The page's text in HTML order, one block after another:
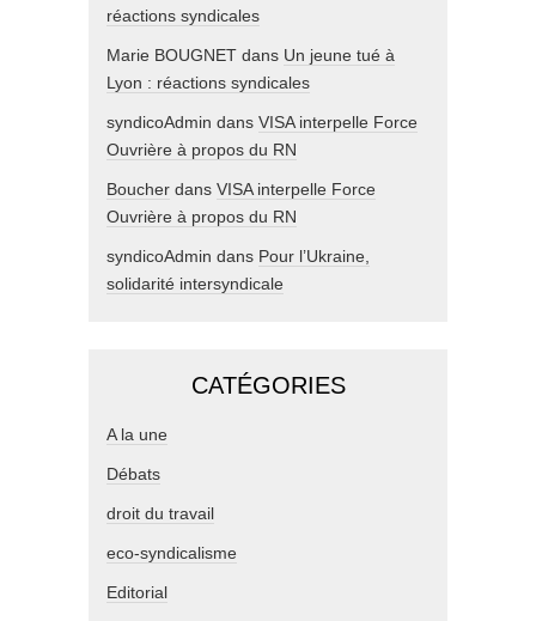
réactions syndicales
Marie BOUGNET dans Un jeune tué à
Lyon : réactions syndicales
syndicoAdmin dans VISA interpelle Force
Ouvrière à propos du RN
Boucher dans VISA interpelle Force
Ouvrière à propos du RN
syndicoAdmin dans Pour l’Ukraine,
solidarité intersyndicale
CATÉGORIES
A la une
Débats
droit du travail
eco-syndicalisme
Editorial